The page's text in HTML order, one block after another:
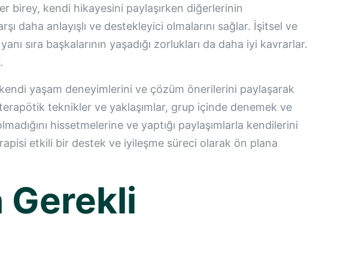
birey, kendi hikayesini paylaşırken diğerlerinin
daha anlayışlı ve destekleyici olmalarını sağlar. İşitsel ve
sıra başkalarının yaşadığı zorlukları da daha iyi kavrarlar.
yaşam deneyimlerini ve çözüm önerilerini paylaşarak
teknikler ve yaklaşımlar, grup içinde denemek ve
hissetmelerine ve yaptığı paylaşımlarla kendilerini
etkili bir destek ve iyileşme süreci olarak ön plana
Gerekli